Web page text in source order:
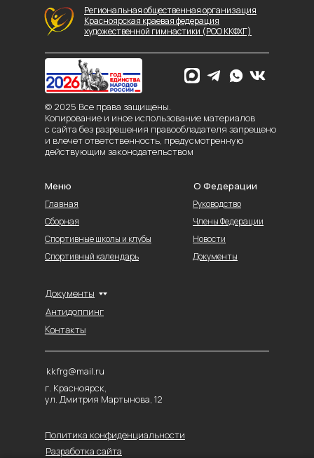
Региональная общественная организация
Красноярская краевая федерация
художественной гимнастики (РОО ККФХГ)
© 2025 Все права защищены.
Копирование и иное использование материалов
с сайта без разрешения правообладателя запрещено
и влечет ответственность, предусмотренную
действующим законодательством
Меню
Главная
Сборная
Спортивные школы и клубы
Спортивный календарь
Новости
Документы
Члены Федерации
Руководство
Антидоппинг
kkfrg@mail.ru
г. Красноярск,
ул. Дмитрия Мартынова, 12
Документы
Контакты
О Федерации
Политика конфиденциальности
Разработка сайта